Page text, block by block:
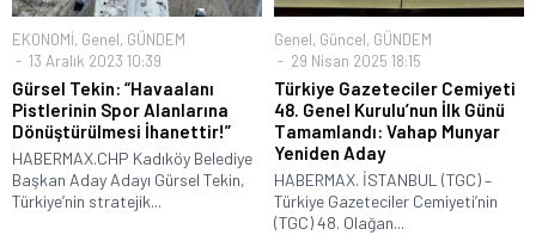
EKONOMİ, Genel, GÜNDEM
13 Aralık 2023 10:39
Gürsel Tekin: “Havaalanı
Pistlerinin Spor Alanlarına
Dönüştürülmesi İhanettir!”
HABERMAX.CHP Kadıköy Belediye
Başkan Aday Adayı Gürsel Tekin,
Türkiye’nin stratejik...
Genel, Güncel, GÜNDEM
29 Nisan 2025 18:15
Türkiye Gazeteciler Cemiyeti
48. Genel Kurulu’nun İlk Günü
Tamamlandı: Vahap Munyar
Yeniden Aday
HABERMAX. İSTANBUL (TGC) –
Türkiye Gazeteciler Cemiyeti’nin
(TGC) 48. Olağan...